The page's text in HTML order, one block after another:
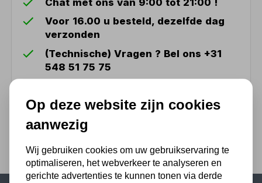
Voor 16.00 u besteld, dezelfde dag
verzonden
(Technische) Vragen ? Bel ons +31
548 51 75 75
Twents familiebedrijf sinds 1992 !
Op deze website zijn cookies
aanwezig
Wij gebruiken cookies om uw gebruikservaring te
optimaliseren, het webverkeer te analyseren en
gerichte advertenties te kunnen tonen via derde